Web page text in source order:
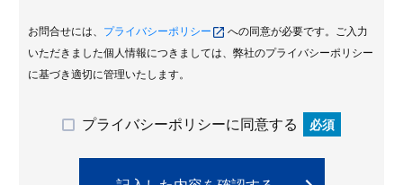
お問合せには、 プライバシーポリシー
への同意が必要です。ご入力
いただきました個人情報につきましては、弊社のプライバシーポリシー
に基づき適切に管理いたします。
プライバシーポリシーに同意する 必須